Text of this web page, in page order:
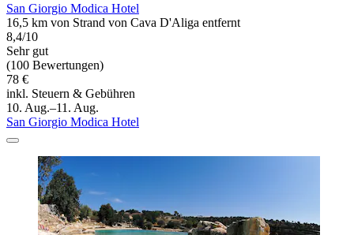
San Giorgio Modica Hotel
16,5 km von Strand von Cava D'Aliga entfernt
8,4/10
Sehr gut
(100 Bewertungen)
78 €
inkl. Steuern & Gebühren
10. Aug.–11. Aug.
San Giorgio Modica Hotel